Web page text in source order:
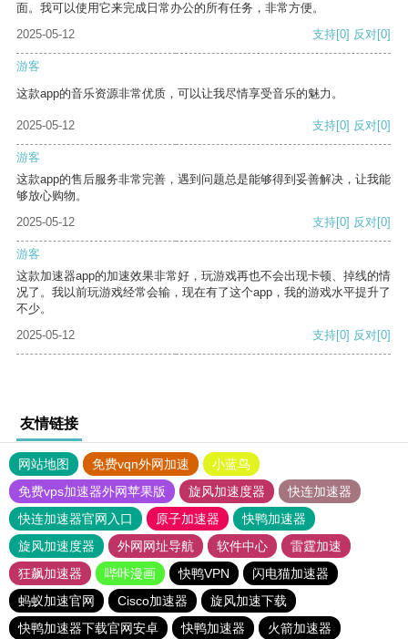
面。我可以使用它来完成日常办公的所有任务，非常方便。
2025-05-12
支持[0] 反对[0]
游客
这款app的音乐资源非常优质，可以让我尽情享受音乐的魅力。
2025-05-12 支持[0] 反对[0]
游客
这款app的售后服务非常完善，遇到问题总是能够得到妥善解决，让我能
够放心购物。
2025-05-12
支持[0] 反对[0]
游客
这款加速器app的加速效果非常好，玩游戏再也不会出现卡顿、掉线的情
况了。我以前玩游戏经常会输，现在有了这个app，我的游戏水平提升了
不少。
2025-05-12
支持[0] 反对[0]
友情链接
网站地图 免费vqn外网加速
小蓝鸟
免费vps加速器外网苹果版
旋风加速度器
快连加速器
快连加速器官网入口
原子加速器
快鸭加速器
旋风加速度器
外网网址导航 软件中心
雷霆加速
狂飙加速器
哔咔漫画 快鸭VPN
闪电猫加速器
蚂蚁加速官网
Cisco加速器
旋风加速下载
快鸭加速器下载官网安卓
快鸭加速器 火箭加速器